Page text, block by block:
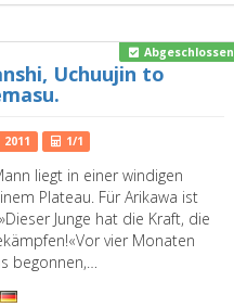
Abgeschlossen
Uchuujin to
2011 1/1
liegt in einer windigen
Plateau. Für Arikawa ist
Junge hat die Kraft, die
vier Monaten
begonnen,…